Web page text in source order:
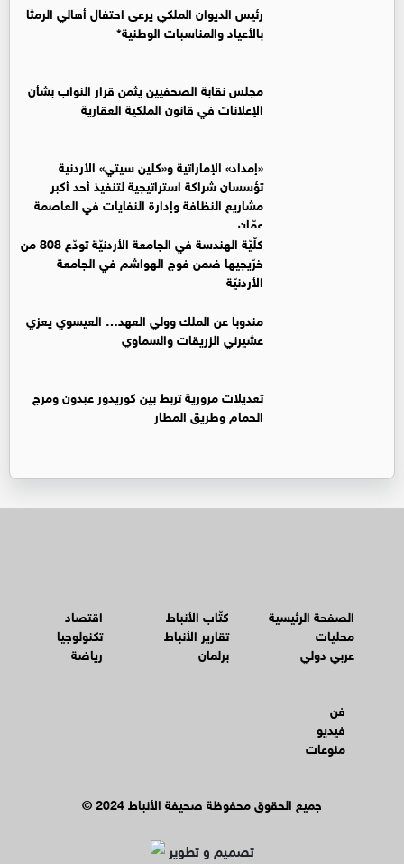
رئيس الديوان الملكي يرعى احتفال أهالي الرمثا
بالأعياد والمناسبات الوطنية*
مجلس نقابة الصحفيين يثمن قرار النواب بشأن
الإعلانات في قانون الملكية العقارية
«إمداد» الإماراتية و«كلين سيتي» الأردنية
تؤسسان شراكة استراتيجية لتنفيذ أحد أكبر
مشاريع النظافة وإدارة النفايات في العاصمة
عمّان
كلّيّة الهندسة في الجامعة الأردنيّة تودّع 808 من
خرّيجيها ضمن فوج الهواشم في الجامعة
الأردنيّة
مندوبا عن الملك وولي العهد… العيسوي يعزي
عشيرني الزريقات والسماوي
تعديلات مرورية تربط بين كوريدور عبدون ومرج
الحمام وطريق المطار
الصفحة الرئيسية
محليات
عربي دولي
كتّاب الأنباط
تقارير الأنباط
برلمان
اقتصاد
تكنولوجيا
رياضة
فن
فيديو
منوعات
© جميع الحقوق محفوظة صحيفة الأنباط 2024
تصميم و تطوير